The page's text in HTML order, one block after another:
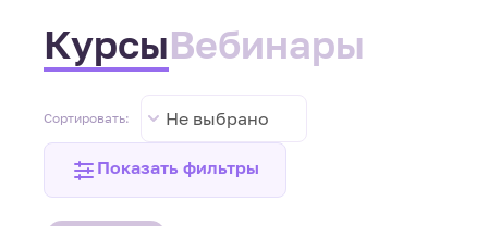
КурсыВебинары
Сортировать: Не выбрано
Показать фильтры